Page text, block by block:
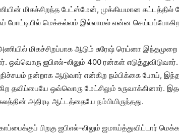
மிகச்சிறந்த பேட்ஸ்மேன், முக்கியமான கட்டத்தில்
போட்டியில் மெக்கல்லம் இல்லாமல் என்ன
மிகச்சிறப்பாக ஆடும் சுரேஷ் ரெய்னா
ஒவ்வொரு ஐபிஎல்-லிலும் 400 ரன்கள்
நிச்சயம் நன்றாக ஆடுவார் என்கிற நம்பிக்கை போய்,
தவிப்பையே ஒவ்வொரு மேட்சிலும் உருவாக்கினார்.
அதிரடி ஆட்டத்தையே நம்பியிருந்தது.
பிறகு ஐபிஎல்-லிலும் ஜமாய்த்துவிட்டார்